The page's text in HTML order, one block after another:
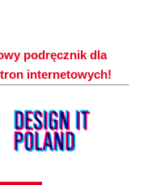
podręcznik dla
internetowych!